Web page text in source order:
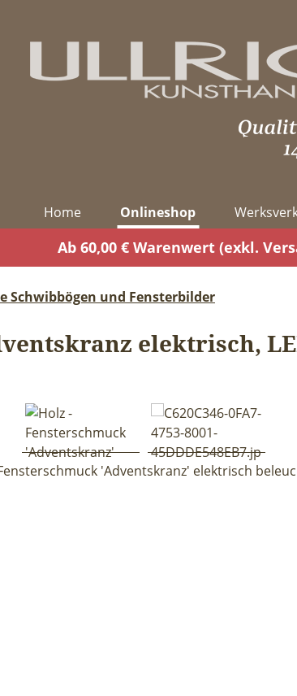
Home Onlineshop
Ab 60,00 € Warenwert (exkl.
Schwibbögen und Fensterbilder
elektrisch,